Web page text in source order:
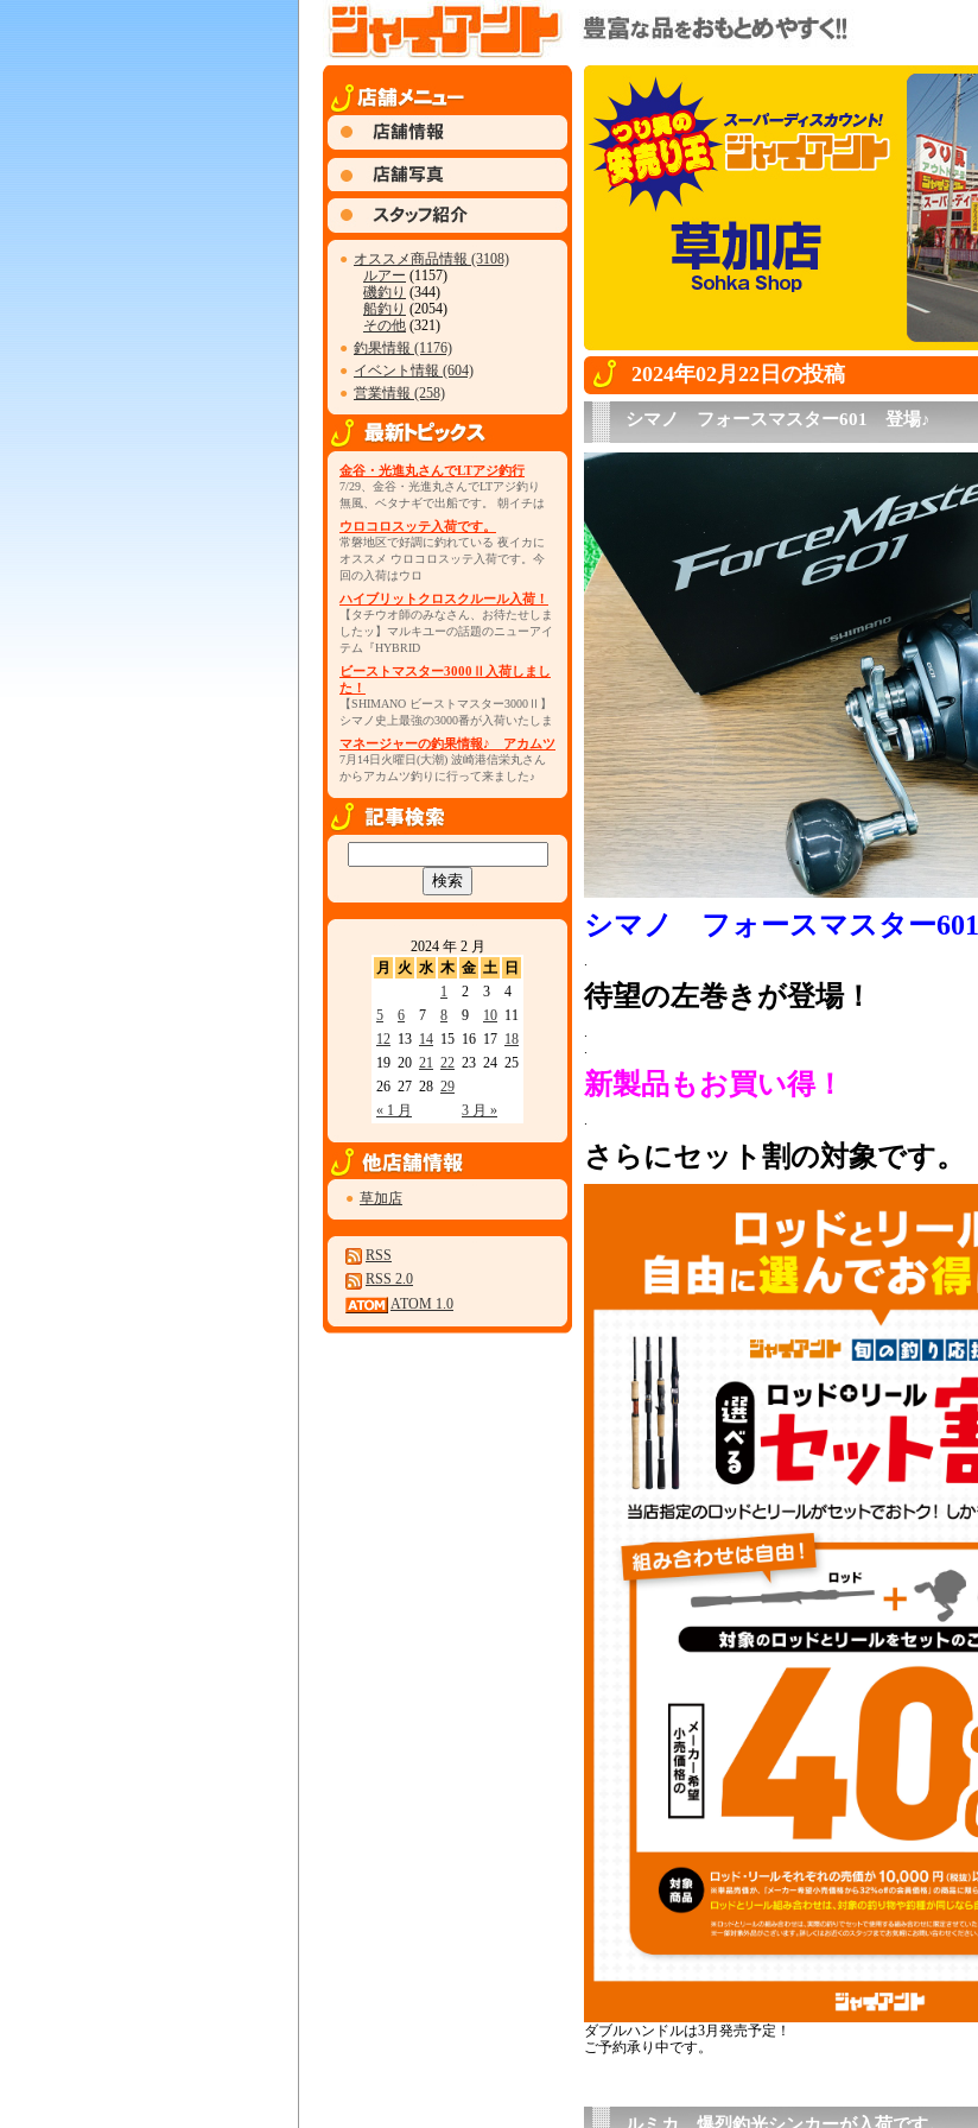
● オススメ商品情報 (3108)
ルアー (1157)
磯釣り (344)
船釣り (2054)
その他 (321)
● 釣果情報 (1176)
● イベント情報 (604)
● 営業情報 (258)
金谷・光進丸さんでLTアジ釣行
7/29、金谷・光進丸さんでLTアジ釣り
無風、ベタナギで出船です。 朝イチは
ウロコロスッテ入荷です。
常磐地区で好調に釣れている 夜イカに
オススメ ウロコロスッテ入荷です。今
回の入荷はウロ
ハイブリットクロスクルール入荷！
【タチウオ師のみなさん、お待たせしま
したッ】マルキユーの話題のニューアイ
テム『HYBRID
ビーストマスター3000Ⅱ入荷しまし
た！
【SHIMANO ビーストマスター3000Ⅱ】
シマノ史上最強の3000番が入荷いたしま
マネージャーの釣果情報♪ アカムツ
7月14日火曜日(大潮) 波崎港信栄丸さん
からアカムツ釣りに行って来ました♪
2024 年 2 月
月
火 水 木 金 土 日
« 1 月 3 月 »
1 2 3
4
5
6 7 8 9 10 11
12 13 14 15 16 17 18
19 20 21 22 23 24 25
26 27 28 29
● 草加店
RSS
RSS 2.0
ATOM 1.0
2024年02月22日の投稿
シマノ フォースマスター601 登場♪
シマノ フォースマスター601
.
待望の左巻き が登場！
.
.
新製品もお買い得！
.
さらにセット割の対象です。
ダブルハンドルは3月発売予定！
ご予約承り中です。